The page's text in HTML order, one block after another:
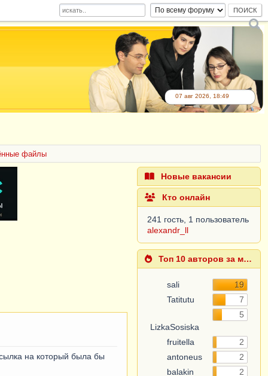
07 авг 2026, 18:49
файлы
на который была бы
Новые вакансии
Кто онлайн
241 гость, 1 пользователь
alexandr_ll
Топ 10 авторов за месяц
sali
19
Tatitutu
7
LizkaSosiska
5
fruitella
2
antoneus
2
balakin
2